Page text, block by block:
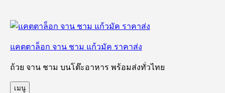
ข้าม
ยัง
บทความ
แคตตาล็อก จาน ชาม แก้วมัค ราคาส่ง
ถ้วย จาน ชาม บนโต๊ะอาหาร พร้อมส่งทั่วไทย
เมนู